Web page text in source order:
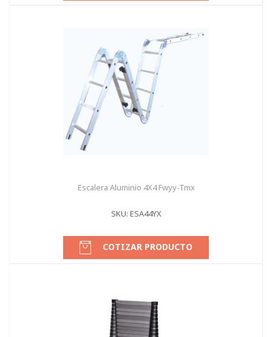
Escalera Aluminio 4X4 Fwyy-Tmx
SKU: ESA44YX
COTIZAR PRODUCTO